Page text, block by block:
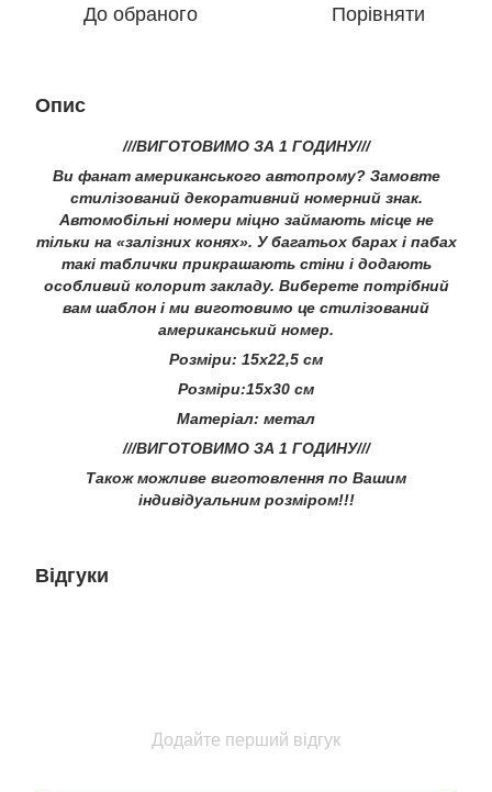
До обраного Порівняти
Опис
///ВИГОТОВИМО ЗА 1 ГОДИНУ///
Ви фанат американського автопрому? Замовте
стилізований декоративний номерний знак.
Автомобільні номери міцно займають місце не
тільки на «залізних конях». У багатьох барах і пабах
такі таблички прикрашають стіни і додають
особливий колорит закладу. Виберете потрібний
вам шаблон і ми виготовимо це стилізований
американський номер.
Розміри: 15х22,5 см
Розміри:15х30 см
Матеріал: метал
///ВИГОТОВИМО ЗА 1 ГОДИНУ///
Також можливе виготовлення по Вашим
індивідуальним розміром!!!
Відгуки
Додайте перший відгук